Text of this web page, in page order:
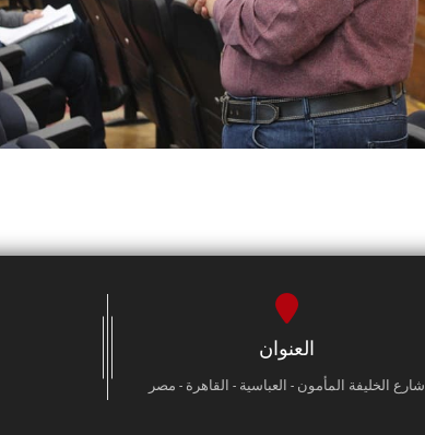
العنوان
شارع الخليفة المأمون - العباسية - القاهرة - مصر